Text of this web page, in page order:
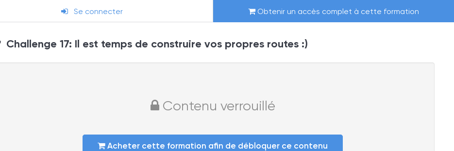
Se connecter Obtenir un accès complet à cette formation
Challenge 17: Il est temps de construire vos propres routes :)
Contenu verrouillé
Acheter cette formation afin de débloquer ce contenu